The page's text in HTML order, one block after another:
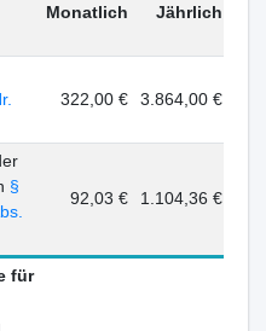
Monatlich Jährlich
322,00 € 3.864,00 €
§
92,03 € 1.104,36 €
für